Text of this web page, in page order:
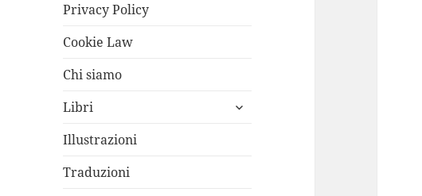
Privacy Policy
Cookie Law
Chi siamo
Libri
apri
Illustrazioni
Traduzioni